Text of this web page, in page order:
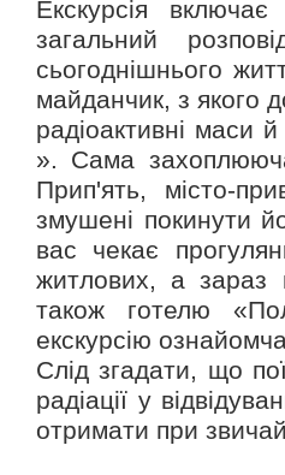
Екскурсія
загальний
сьогоднішнього
майданчик, з якого
радіоактивні маси
». Сама
Прип'ять, місто-
змушені покинути
вас чекає
житлових, а зараз
також готелю
екскурсію
Слід згадати, що
радіації у
отримати при